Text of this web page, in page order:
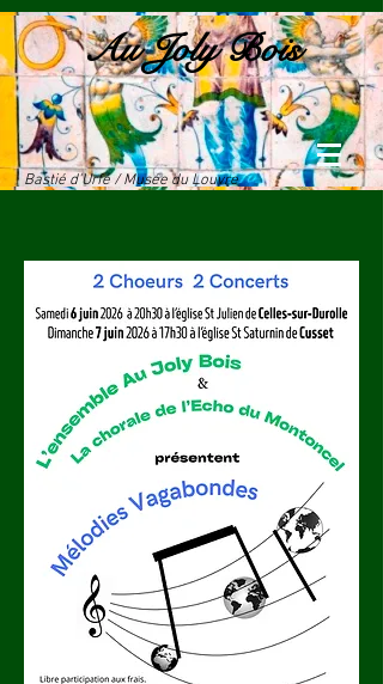
Au Joly Bois
Bastié d'Urfé / Musée du Louvre